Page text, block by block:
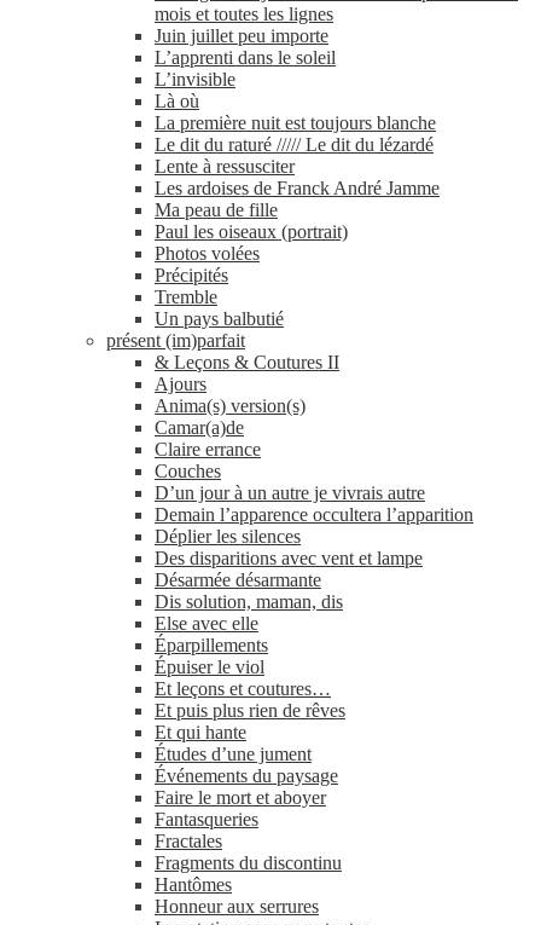
mois et toutes les lignes
Juin juillet peu importe
L’apprenti dans le soleil
L’invisible
Là où
La première nuit est toujours blanche
Le dit du raturé ///// Le dit du lézardé
Lente à ressusciter
Les ardoises de Franck André Jamme
Ma peau de fille
Paul les oiseaux (portrait)
Photos volées
Précipités
Tremble
Un pays balbutié
présent (im)parfait
& Leçons & Coutures II
Ajours
Anima(s) version(s)
Camar(a)de
Claire errance
Couches
D’un jour à un autre je vivrais autre
Demain l’apparence occultera l’apparition
Déplier les silences
Des disparitions avec vent et lampe
Désarmée désarmante
Dis solution, maman, dis
Else avec elle
Éparpillements
Épuiser le viol
Et leçons et coutures…
Et puis plus rien de rêves
Et qui hante
Études d’une jument
Événements du paysage
Faire le mort et aboyer
Fantasqueries
Fractales
Fragments du discontinu
Hantômes
Honneur aux serrures